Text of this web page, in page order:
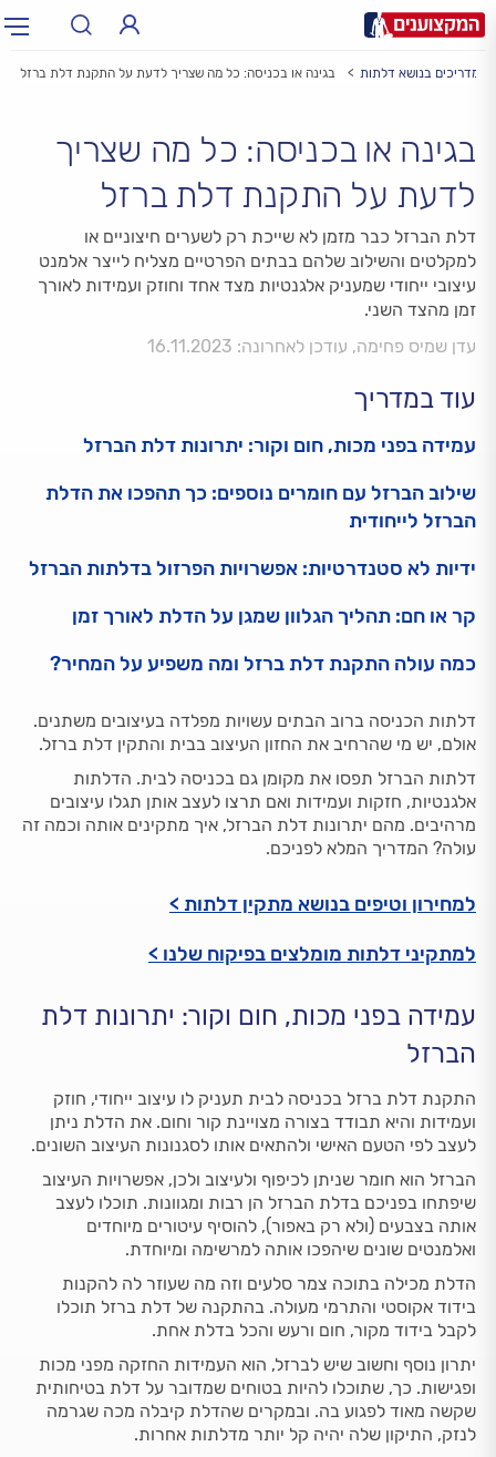
עירעיר: תל אביב, חיפה…
מדריכים בנושא דלתות בגינה או בכניסה: כל מה שצריך לדעת על התקנת דלת ברזל
בגינה או בכניסה: כל מה שצריך
לדעת על התקנת דלת ברזל
דלת הברזל כבר מזמן לא שייכת רק לשערים חיצוניים או
למקלטים והשילוב שלהם בבתים הפרטיים מצליח לייצר אלמנט
עיצובי ייחודי שמעניק אלגנטיות מצד אחד וחוזק ועמידות לאורך
זמן מהצד השני.
עדן שמיס פחימה, עודכן לאחרונה: 16.11.2023
עוד במדריך
עמידה בפני מכות, חום וקור: יתרונות דלת הברזל
שילוב הברזל עם חומרים נוספים: כך תהפכו את הדלת
הברזל לייחודית
ידיות לא סטנדרטיות: אפשרויות הפרזול בדלתות הברזל
קר או חם: תהליך הגלוון שמגן על הדלת לאורך זמן
כמה עולה התקנת דלת ברזל ומה משפיע על המחיר?
דלתות הכניסה ברוב הבתים עשויות מפלדה בעיצובים משתנים.
אולם, יש מי שהרחיב את החזון העיצוב בבית והתקין דלת ברזל.
דלתות הברזל תפסו את מקומן גם בכניסה לבית. הדלתות
אלגנטיות, חזקות ועמידות ואם תרצו לעצב אותן תגלו עיצובים
מרהיבים. מהם יתרונות דלת הברזל, איך מתקינים אותה וכמה זה
עולה? המדריך המלא לפניכם.
למחירון וטיפים בנושא מתקין דלתות >
למתקיני דלתות מומלצים בפיקוח שלנו >
עמידה בפני מכות, חום וקור: יתרונות דלת
הברזל
התקנת דלת ברזל בכניסה לבית תעניק לו עיצוב ייחודי, חוזק
ועמידות והיא תבודד בצורה מצויינת קור וחום. את הדלת ניתן
לעצב לפי הטעם האישי ולהתאים אותו לסגנונות העיצוב השונים.
הברזל הוא חומר שניתן לכיפוף ולעיצוב ולכן, אפשרויות העיצוב
שיפתחו בפניכם בדלת הברזל הן רבות ומגוונות. תוכלו לעצב
אותה בצבעים (ולא רק באפור), להוסיף עיטורים מיוחדים
ואלמנטים שונים שיהפכו אותה למרשימה ומיוחדת.
הדלת מכילה בתוכה צמר סלעים וזה מה שעוזר לה להקנות
בידוד אקוסטי והתרמי מעולה. בהתקנה של דלת ברזל תוכלו
לקבל בידוד מקור, חום ורעש והכל בדלת אחת.
יתרון נוסף וחשוב שיש לברזל, הוא העמידות החזקה מפני מכות
ופגישות. כך, שתוכלו להיות בטוחים שמדובר על דלת בטיחותית
שקשה מאוד לפגוע בה. ובמקרים שהדלת קיבלה מכה שגרמה
לנזק, התיקון שלה יהיה קל יותר מדלתות אחרות.